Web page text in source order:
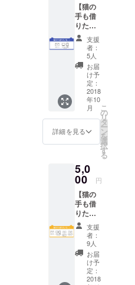
【猫の
手も借
りたいB
コー
ス】 ・
お礼
メール
・オリ
ジナル
壁紙＆
オリジ
ナルス
マホ待
受 ※上
記、
メール
送りさ
せてい
ただき
ます。
支援
者：
5人
お届
け予
定：
2018
年10
月
詳細を見る
こ
の
リ
タ
ー
ン
を
選
択
す
る
5,0
00 円
【猫の
手も借
りたいC
コー
ス】 ・
お礼
メール
・オリ
ジナル
壁紙＆
支援
者：
9人
お届
け予
定：
2018